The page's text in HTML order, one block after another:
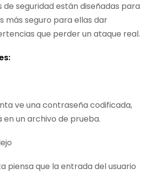
de seguridad están diseñadas para
más seguro para ellas dar
que perder un ataque real.
ve una contraseña codificada,
en un archivo de prueba.
piensa que la entrada del usuario